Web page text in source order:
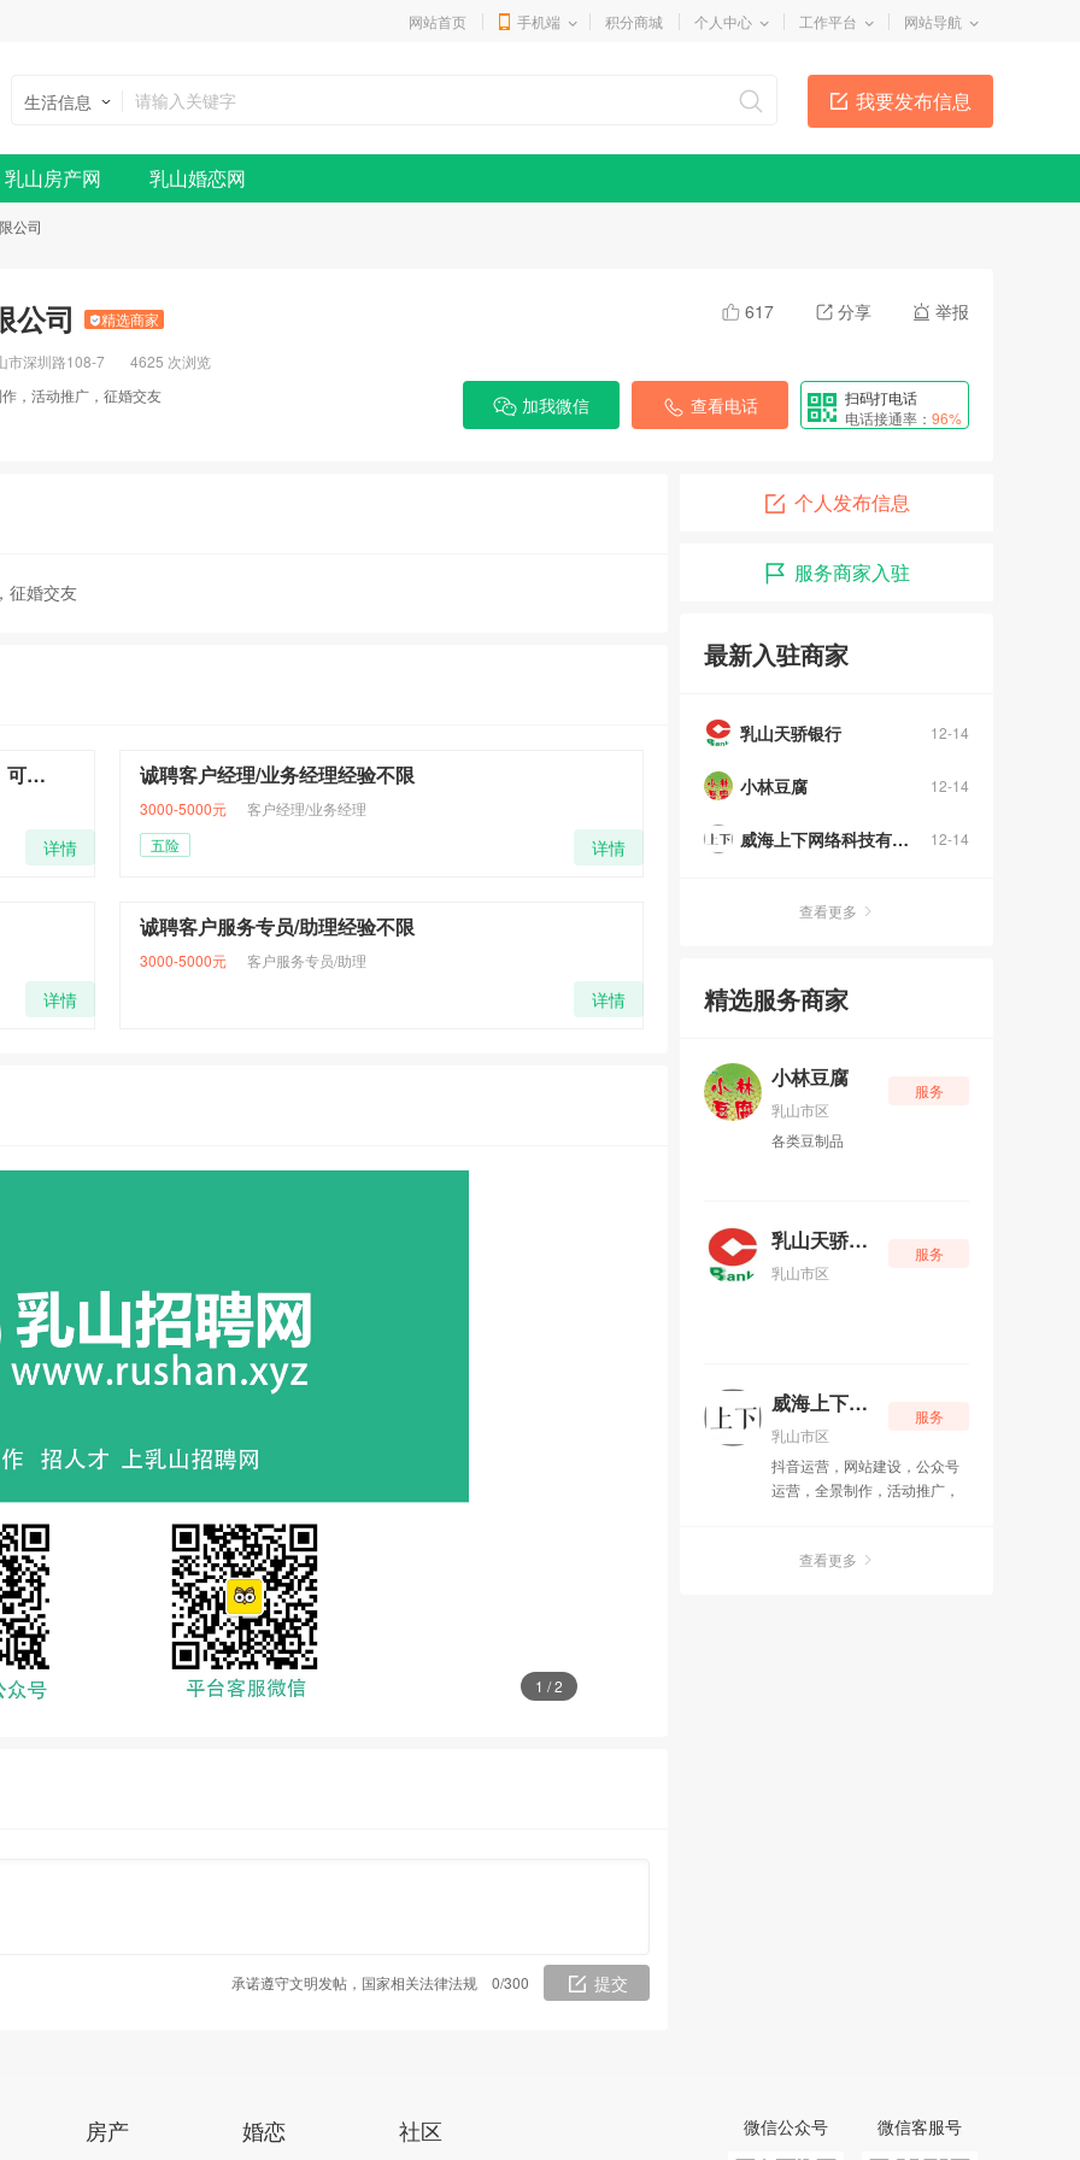
网站首页 手机端 积分商城 个人中心 工作平台 网站导航
我要发布信息
生活信息
乳山房产网 乳山婚恋网
公司
公司 精选商家
市深圳路108-7
4625 次浏览
，活动推广，征婚交友
617 分享 举报
加我微信 查看电话
扫码打电话
电话接通率： 96%
征婚交友
招聘客服2名，需拍视频上镜有直播经验者优先，可培训
详情
诚聘客户经理/业务经理经验不限
3000-5000元 客户经理/业务经理
详情
五险
详情
诚聘客户服务专员/助理经验不限
3000-5000元 客户服务专员/助理
详情
1 /2
提交
承诺遵守文明发帖，国家相关法律法规 0/300
个人发布信息
服务商家入驻
最新入驻商家
12-14
乳山天骄银行
12-14
小林豆腐
12-14
威海上下网络科技有限公司
查看更多
精选服务商家
服务
小林豆腐
乳山市区
各类豆制品
服务
乳山天骄银行
乳山市区
服务
威海上下网络科技有限公司
乳山市区
抖音运营，网站建设，公众号
运营，全景制作，活动推广，
查看更多
房产 婚恋 社区 微信公众号 微信客服号